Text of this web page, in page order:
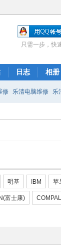
只需一步，快
日志 相册
修 乐清电脑维修 乐
明基 IBM 苹
富士康)